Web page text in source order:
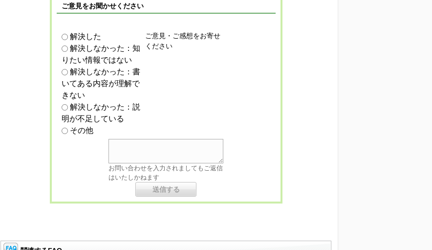
ご意見をお聞かせください
解決した
解決しなかった：知
りたい情報ではない
解決しなかった：書
いてある内容が理解で
きない
解決しなかった：説
明が不足している
その他
ご意見・ご感想をお寄せ
ください
お問い合わせを入力されましてもご返信
はいたしかねます